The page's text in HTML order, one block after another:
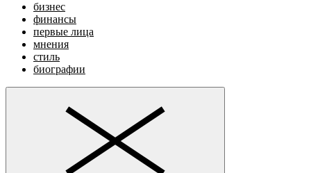
бизнес
финансы
первые лица
мнения
стиль
биографии